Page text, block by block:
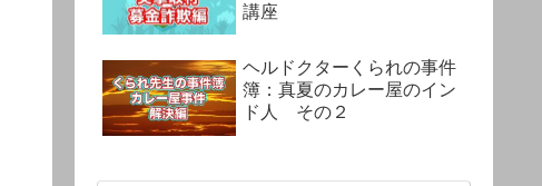
講座
ヘルドクターくられの事件
簿：真夏のカレー屋のイン
ド人 その２